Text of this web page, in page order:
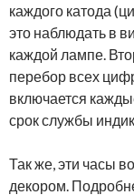
каждого катода
это наблюдать в
каждой лампе.
перебор всех
включается
срок службы
Так же, эти часы
декором.